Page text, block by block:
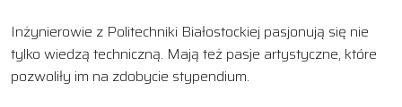
Inżynierowie z Politechniki Białostockiej pasjonują się nie
tylko wiedzą techniczną. Mają też pasje artystyczne, które
pozwoliły im na zdobycie stypendium.